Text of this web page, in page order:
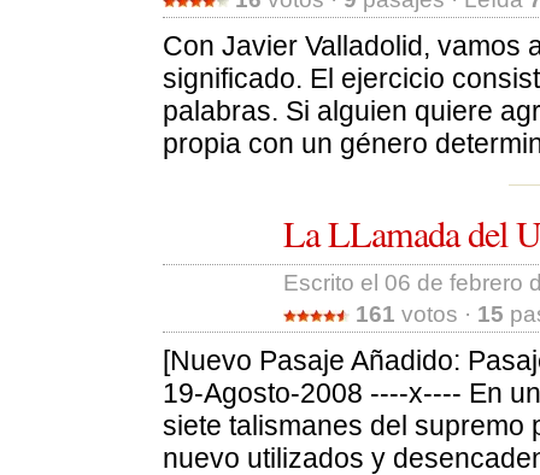
Con Javier Valladolid, vamos
significado. El ejercicio
palabras. Si alguien quiere
propia con un género
La LLamada del
Escrito el 06 de febrero
161 votos · 15
[Nuevo Pasaje Añadido:
19-Agosto-2008 ----x---- En
siete talismanes del supremo
nuevo utilizados y